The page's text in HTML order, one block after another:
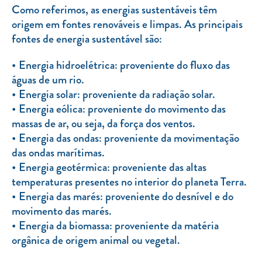
Livro de reclamações
Clientes com necessidades especiais
Resolução alternativa de litígios
Como referimos, as energias sustentáveis têm
origem em fontes renováveis e limpas. As principais
fontes de energia sustentável são:
Energia hidroelétrica: proveniente do fluxo das
águas de um rio.
Energia solar: proveniente da radiação solar.
Energia eólica: proveniente do movimento das
massas de ar, ou seja, da força dos ventos.
Energia das ondas: proveniente da movimentação
das ondas marítimas.
Energia geotérmica: proveniente das altas
temperaturas presentes no interior do planeta Terra.
Energia das marés: proveniente do desnível e do
movimento das marés.
Energia da biomassa: proveniente da matéria
orgânica de origem animal ou vegetal.